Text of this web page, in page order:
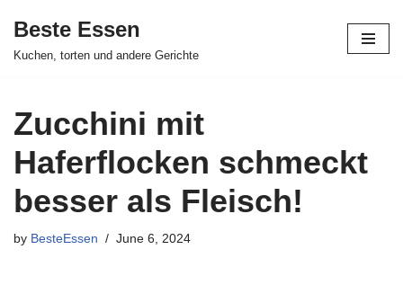
Skip
Beste Essen
Kuchen, torten und andere Gerichte
Zucchini mit
Haferflocken schmeckt
besser als Fleisch!
by BesteEssen June 6, 2024